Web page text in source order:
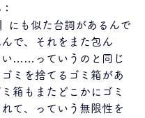
にも似た台詞があるんで
で、それをまた包ん
い……っていうのと同じ
ミを捨てるゴミ箱があ
箱もまたどこかにゴミ
て、っていう無限性を